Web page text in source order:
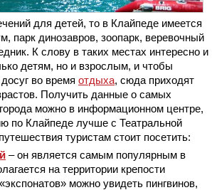
для детей, то в Клайпеде имеется
парк динозавров, зоопарк, веревочный
К слову в таких местах интересно и
детям, но и взрослым, и чтобы
во время отдыха, сюда приходят
Получить данные о самых
можно в информационном центре,
по Клайпеде лучше с Театральной
туристам стоит посетить:
– он является самым популярным в
на территории крепости
можно увидеть пингвинов,